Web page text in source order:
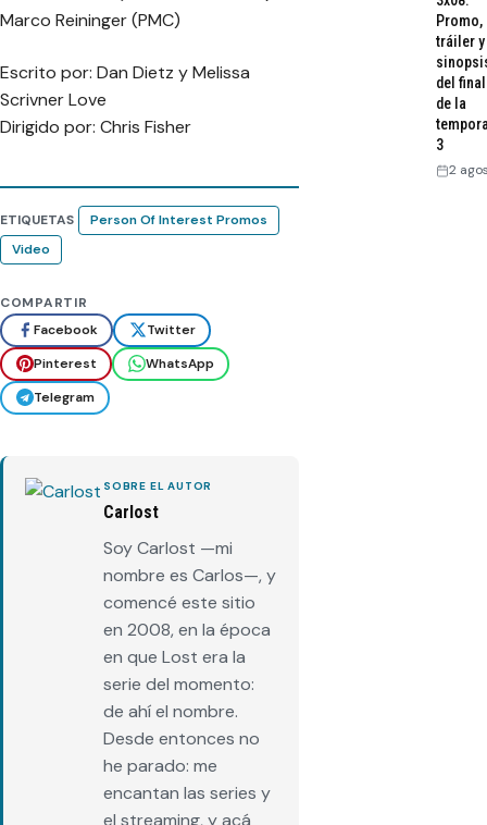
Marco Reininger (PMC)
Escrito por: Dan Dietz y Melissa
Scrivner Love
Dirigido por: Chris Fisher
ETIQUETAS
Person Of Interest Promos
Video
COMPARTIR
Facebook
Twitter
Pinterest
WhatsApp
Telegram
SOBRE EL AUTOR
Carlost
Soy Carlost —mi
nombre es Carlos—, y
comencé este sitio
en 2008, en la época
en que Lost era la
serie del momento:
de ahí el nombre.
Desde entonces no
he parado: me
encantan las series y
el streaming, y acá
Promo,
tráiler y
del final
de la
3
2